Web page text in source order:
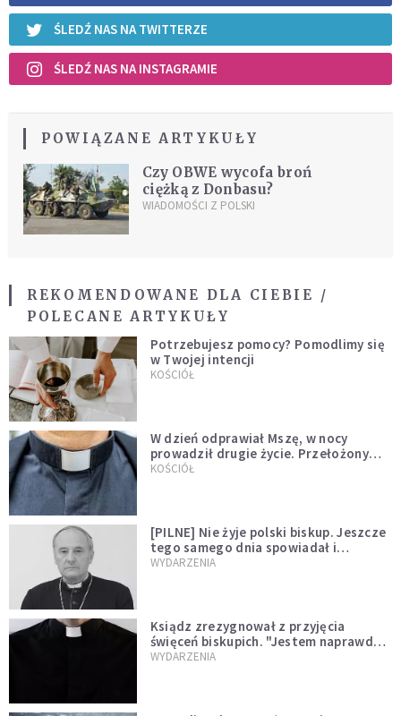
ŚLEDŹ NAS NA TWITTERZE
ŚLEDŹ NAS NA INSTAGRAMIE
POWIĄZANE ARTYKUŁY
Czy OBWE wycofa broń
ciężką z Donbasu?
WIADOMOŚCI Z POLSKI
REKOMENDOWANE DLA CIEBIE /
POLECANE ARTYKUŁY
Potrzebujesz pomocy? Pomodlimy się
w Twojej intencji
KOŚCIÓŁ
W dzień odprawiał Mszę, w nocy
prowadził drugie życie. Przełożony
kazał mu opuścić zakon
KOŚCIÓŁ
[PILNE] Nie żyje polski biskup. Jeszcze
tego samego dnia spowiadał i
sprawował Mszę świętą
WYDARZENIA
Ksiądz zrezygnował z przyjęcia
święceń biskupich. "Jestem naprawdę
niegodny"
WYDARZENIA